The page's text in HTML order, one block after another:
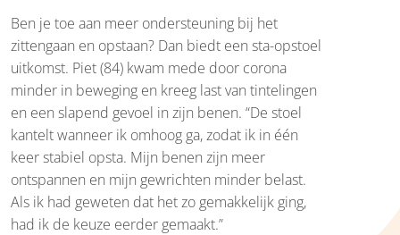
Ben je toe aan meer ondersteuning bij het
zittengaan en opstaan? Dan biedt een sta-opstoel
uitkomst. Piet (84) kwam mede door corona
minder in beweging en kreeg last van tintelingen
en een slapend gevoel in zijn benen. “De stoel
kantelt wanneer ik omhoog ga, zodat ik in één
keer stabiel opsta. Mijn benen zijn meer
ontspannen en mijn gewrichten minder belast.
Als ik had geweten dat het zo gemakkelijk ging,
had ik de keuze eerder gemaakt.”